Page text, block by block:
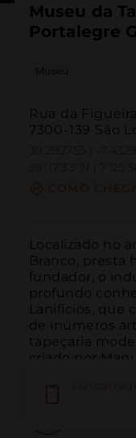
Museu da
Portalegre
Museu
Rua da
7300-139 São
Localizado no
Branco, presta
fundador, o
profundo
Lanifícios, que
de inúmeros
tapeçaria
criado por